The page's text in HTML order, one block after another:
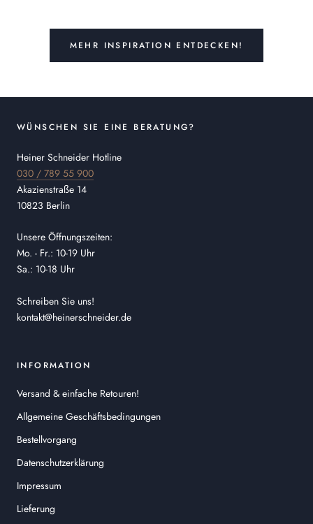
MEHR INSPIRATION ENTDECKEN!
WÜNSCHEN SIE EINE BERATUNG?
Heiner Schneider Hotline
030 / 789 55 900
Akazienstraße 14
10823 Berlin
Unsere Öffnungszeiten:
Mo. - Fr.: 10-19 Uhr
Sa.: 10-18 Uhr
Schreiben Sie uns!
kontakt@heinerschneider.de
INFORMATION
Versand & einfache Retouren!
Allgemeine Geschäftsbedingungen
Bestellvorgang
Datenschutzerklärung
Impressum
Lieferung